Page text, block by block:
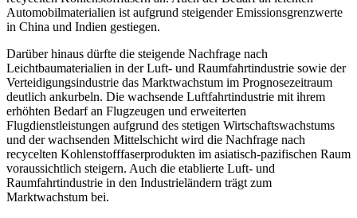
Automobilmaterialien ist aufgrund steigender Emissionsgrenzwerte
in China und Indien gestiegen.
Darüber hinaus dürfte die steigende Nachfrage nach
Leichtbaumaterialien in der Luft- und Raumfahrtindustrie sowie der
Verteidigungsindustrie das Marktwachstum im Prognosezeitraum
deutlich ankurbeln. Die wachsende Luftfahrtindustrie mit ihrem
erhöhten Bedarf an Flugzeugen und erweiterten
Flugdienstleistungen aufgrund des stetigen Wirtschaftswachstums
und der wachsenden Mittelschicht wird die Nachfrage nach
recycelten Kohlenstofffaserprodukten im asiatisch-pazifischen Raum
voraussichtlich steigern. Auch die etablierte Luft- und
Raumfahrtindustrie in den Industrieländern trägt zum
Marktwachstum bei.